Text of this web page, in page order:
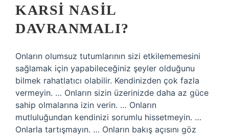
KARSI NASIL
DAVRANMALI?
Onların olumsuz tutumlarının sizi etkilememesini
sağlamak için yapabileceğiniz şeyler olduğunu
bilmek rahatlatıcı olabilir. Kendinizden çok fazla
vermeyin. … Onların sizin üzerinizde daha az güce
sahip olmalarına izin verin. … Onların
mutluluğundan kendinizi sorumlu hissetmeyin. …
Onlarla tartışmayın. … Onların bakış açısını göz